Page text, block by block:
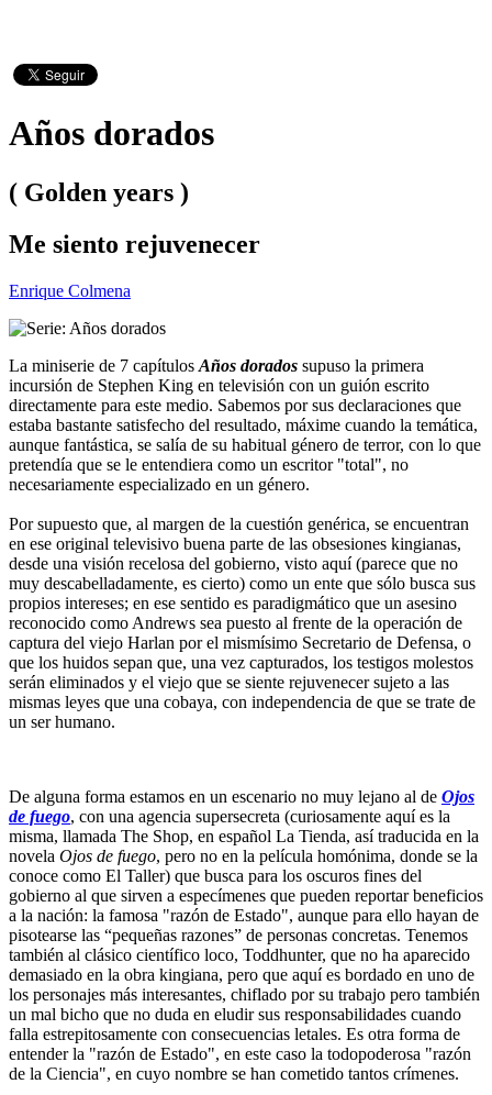
Años dorados
( Golden years )
Me siento rejuvenecer
Enrique Colmena
La miniserie de 7 capítulos Años dorados supuso la primera
incursión de Stephen King en televisión con un guión escrito
directamente para este medio. Sabemos por sus declaraciones que
estaba bastante satisfecho del resultado, máxime cuando la temática,
aunque fantástica, se salía de su habitual género de terror, con lo que
pretendía que se le entendiera como un escritor "total", no
necesariamente especializado en un género.
Por supuesto que, al margen de la cuestión genérica, se encuentran
en ese original televisivo buena parte de las obsesiones kingianas,
desde una visión recelosa del gobierno, visto aquí (parece que no
muy descabelladamente, es cierto) como un ente que sólo busca sus
propios intereses; en ese sentido es paradigmático que un asesino
reconocido como Andrews sea puesto al frente de la operación de
captura del viejo Harlan por el mismísimo Secretario de Defensa, o
que los huidos sepan que, una vez capturados, los testigos molestos
serán eliminados y el viejo que se siente rejuvenecer sujeto a las
mismas leyes que una cobaya, con independencia de que se trate de
un ser humano.
De alguna forma estamos en un escenario no muy lejano al de Ojos
de fuego, con una agencia supersecreta (curiosamente aquí es la
misma, llamada The Shop, en español La Tienda, así traducida en la
novela Ojos de fuego, pero no en la película homónima, donde se la
conoce como El Taller) que busca para los oscuros fines del
gobierno al que sirven a especímenes que pueden reportar beneficios
a la nación: la famosa "razón de Estado", aunque para ello hayan de
pisotearse las “pequeñas razones” de personas concretas. Tenemos
también al clásico científico loco, Toddhunter, que no ha aparecido
demasiado en la obra kingiana, pero que aquí es bordado en uno de
los personajes más interesantes, chiflado por su trabajo pero también
un mal bicho que no duda en eludir sus responsabilidades cuando
falla estrepitosamente con consecuencias letales. Es otra forma de
entender la "razón de Estado", en este caso la todopoderosa "razón
de la Ciencia", en cuyo nombre se han cometido tantos crímenes.